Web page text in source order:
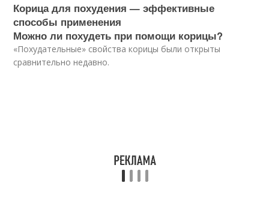
Корица для похудения — эффективные
способы применения
Можно ли похудеть при помощи корицы?
«Похудательные» свойства корицы были открыты
сравнительно недавно.